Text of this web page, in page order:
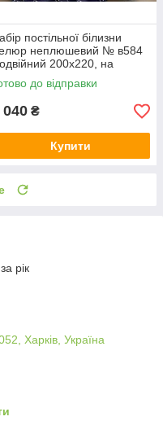
постільної білизни
неплюшевий № в584
200х220, на
до відправки
040 ₴
Купити
рік
Харків, Україна